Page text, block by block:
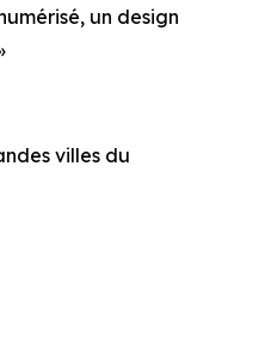
un design
villes du